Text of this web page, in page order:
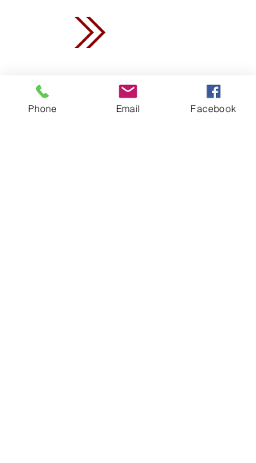
Phone Email Facebook